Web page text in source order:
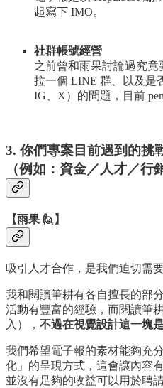
起寫下 IMO。
社群帳號經營
之前曾和雨果討論過究
拉一個 LINE 群、以及是
IG、X）的問題，目前
3. 你們專案目前遇到的挑
（例如：資金／人才／行
【雨果 🙋】
吸引人才合作，是我們迫切需要
我和閱讀筆耕有各自擅長的部
活動有豐富的經驗，而閱讀筆
入）， 不過在視覺設計這一塊
我們希望電子報的素材能夠充
化」的呈現方式，這會讓內容
並沒有足夠的收益可以用於聘